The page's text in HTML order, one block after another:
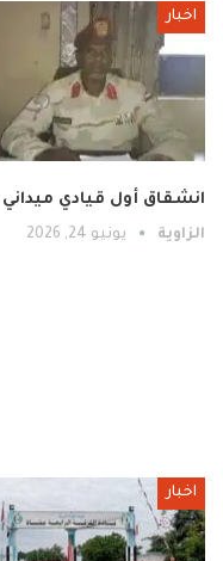
اخبار
انشقاق أول قيادي ميداني
الزاوية يونيو 24, 2026
اخبار